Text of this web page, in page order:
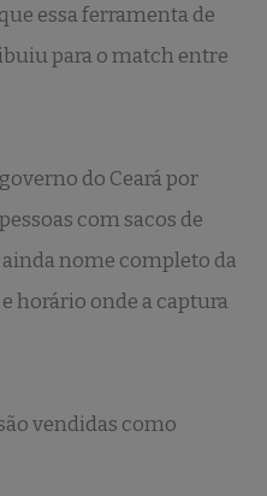
essa ferramenta de
para o match entre
do Ceará por
com sacos de
nome completo da
horário onde a captura
vendidas como